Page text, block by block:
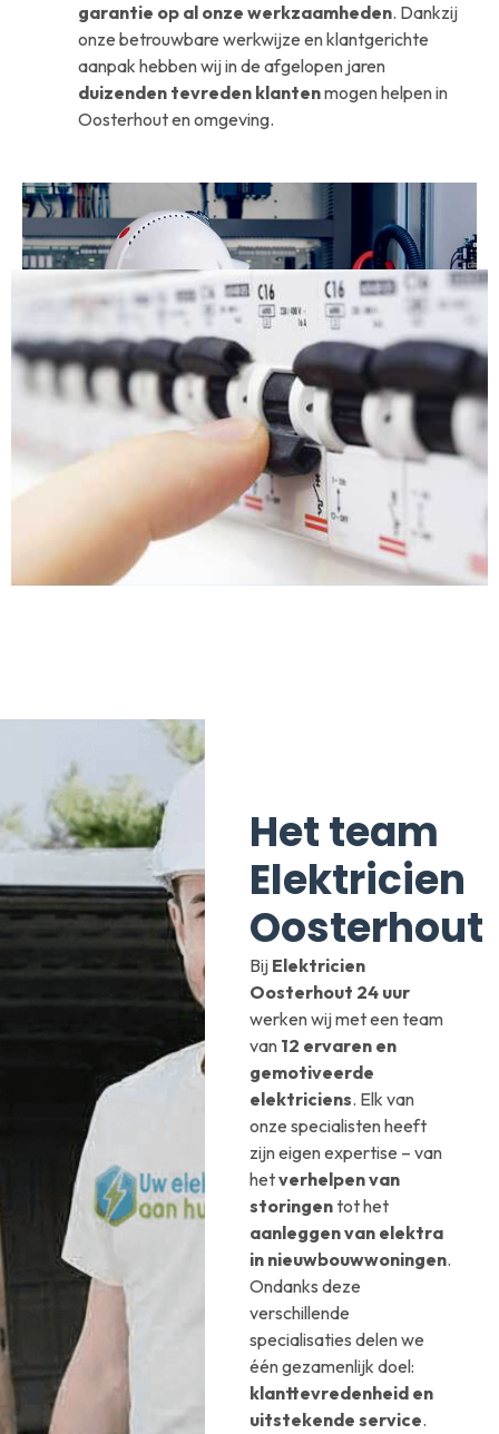
garantie op al onze werkzaamheden. Dankzij
onze betrouwbare werkwijze en klantgerichte
aanpak hebben wij in de afgelopen jaren
duizenden tevreden klantenmogen helpen in
Oosterhout en omgeving.
Het team
Elektricien
Oosterhout
Bij Elektricien
Oosterhout 24 uur
werken wij met een team
van 12 ervaren en
gemotiveerde
elektriciens. Elk van
onze specialisten heeft
zijn eigen expertise – van
hetverhelpen van
storingentot het
aanleggen van elektra
in nieuwbouwwoningen.
Ondanks deze
verschillende
specialisaties delen we
één gezamenlijk doel:
klanttevredenheid en
uitstekende service.